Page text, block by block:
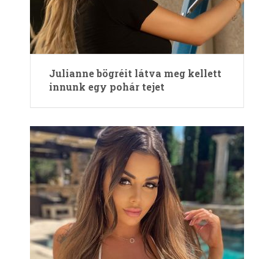
Julianne bögréit látva meg kellett
innunk egy pohár tejet